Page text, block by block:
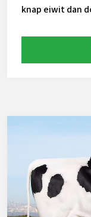
knap eiwit dan